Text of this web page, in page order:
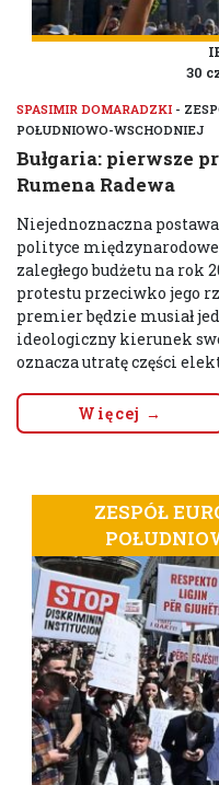
30
SPASIMIR DOMARADZKI -
POŁUDNIOWO-WSCHODNIEJ
Bułgaria: pierwsze
Rumena Radewa
Niejednoznaczna
polityce
zaległego budżetu na rok
protestu przeciwko jego
premier będzie musiał
ideologiczny kierunek
oznacza utratę części
Więcej →
ZESPÓŁ